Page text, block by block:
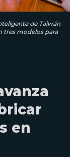
de Taiwán
tres modelos para
en